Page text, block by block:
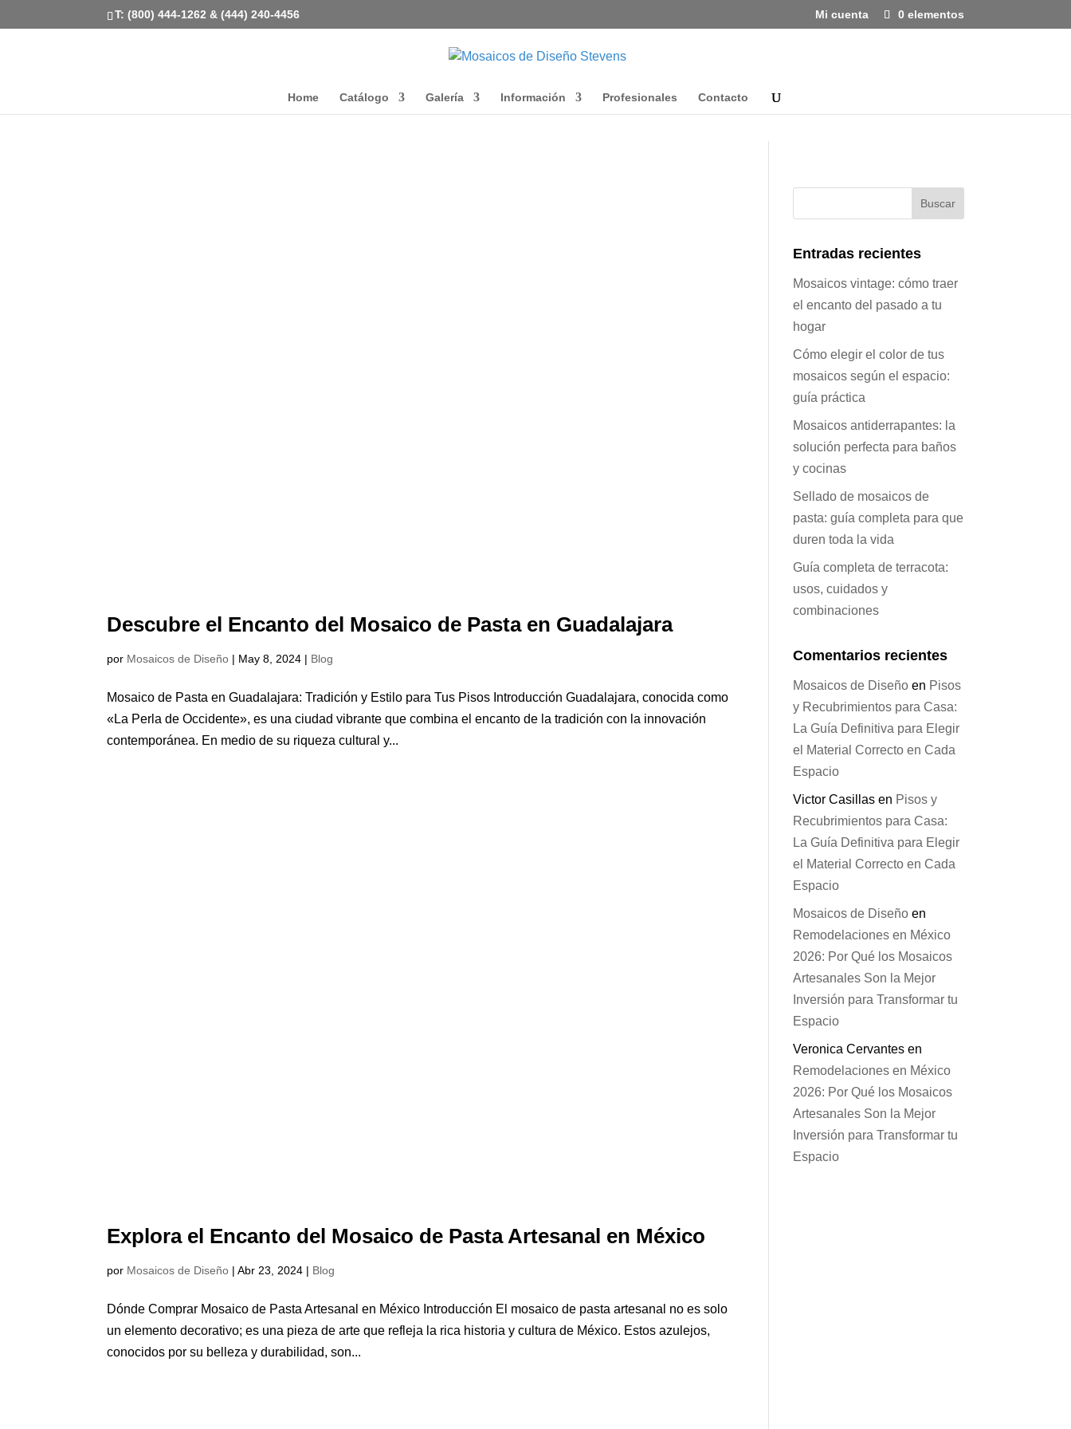
T: (800) 444-1262 & (444) 240-4456 Mi cuenta 0 elementos
Home Catálogo Galería Información Profesionales Contacto
Descubre el Encanto del Mosaico de Pasta en Guadalajara
por Mosaicos de Diseño | May 8, 2024 | Blog
Mosaico de Pasta en Guadalajara: Tradición y Estilo para Tus Pisos Introducción Guadalajara, conocida como
«La Perla de Occidente», es una ciudad vibrante que combina el encanto de la tradición con la innovación
contemporánea. En medio de su riqueza cultural y...
Explora el Encanto del Mosaico de Pasta Artesanal en México
por Mosaicos de Diseño |Abr 23, 2024 | Blog
Dónde Comprar Mosaico de Pasta Artesanal en México Introducción El mosaico de pasta artesanal no es solo
un elemento decorativo; es una pieza de arte que refleja la rica historia y cultura de México. Estos azulejos,
conocidos por su belleza y durabilidad, son...
Entradas recientes
Mosaicos vintage: cómo traer
el encanto del pasado a tu
hogar
Cómo elegir el color de tus
mosaicos según el espacio:
guía práctica
Mosaicos antiderrapantes: la
solución perfecta para baños
y cocinas
Sellado de mosaicos de
pasta: guía completa para que
duren toda la vida
Guía completa de terracota:
usos, cuidados y
combinaciones
Comentarios recientes
Mosaicos de Diseñoen Pisos
y Recubrimientos para Casa:
La Guía Definitiva para Elegir
el Material Correcto en Cada
Espacio
Victor Casillasen Pisos y
Recubrimientos para Casa:
La Guía Definitiva para Elegir
el Material Correcto en Cada
Espacio
Mosaicos de Diseñoen
Remodelaciones en México
2026: Por Qué los Mosaicos
Artesanales Son la Mejor
Inversión para Transformar tu
Espacio
Veronica Cervantesen
Remodelaciones en México
2026: Por Qué los Mosaicos
Artesanales Son la Mejor
Inversión para Transformar tu
Espacio